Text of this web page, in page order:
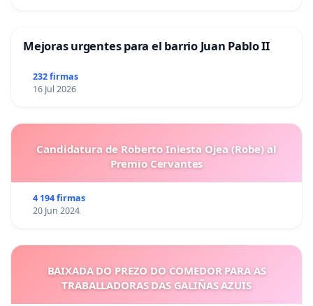
Mejoras urgentes para el barrio Juan Pablo II
232 firmas
16 Jul 2026
Candidatura de Roberto Iniesta Ojea (Robe) al
Premio Cervantes
4 194 firmas
20 Jun 2024
BAIXADA DO PREZO DO COMEDOR PARA AS
TRABALLADORAS DAS GALIÑAS AZUIS